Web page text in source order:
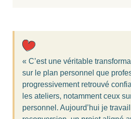
« C’est une véritable
sur le plan personnel que
progressivement retrouvé
les ateliers, notamment ceux
personnel. Aujourd’hui je